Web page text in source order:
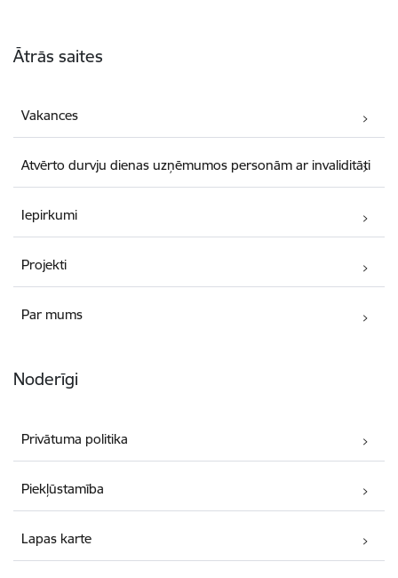
Ātrās saites
Vakances
Atvērto durvju dienas uzņēmumos personām ar invaliditāti
Iepirkumi
Projekti
Par mums
Noderīgi
Privātuma politika
Piekļūstamība
Lapas karte